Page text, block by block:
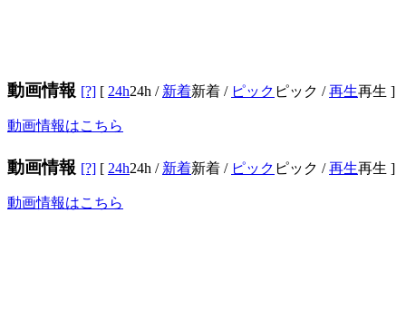
動画情報 [?] [ 24h24h / 新着新着 / ピック ピック /再生再生 ]
動画情報はこちら
動画情報 [?] [ 24h24h / 新着新着 / ピック ピック /再生再生 ]
動画情報はこちら